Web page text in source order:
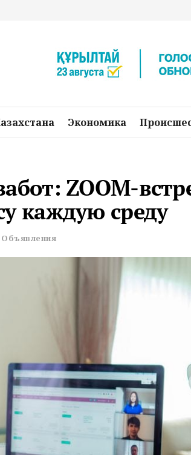
Экономика
ZOOM-
каждую среду
Объявления